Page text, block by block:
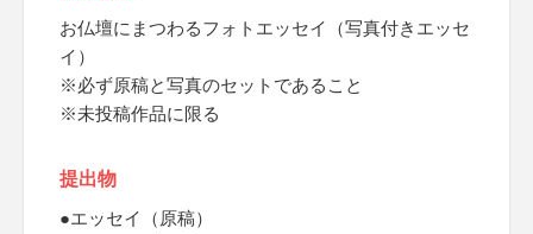
お仏壇にまつわるフォトエッセイ（写真付きエッセ
イ）
※必ず原稿と写真のセットであること
※未投稿作品に限る
提出物
●エッセイ（原稿）